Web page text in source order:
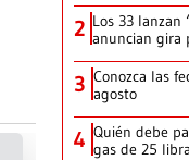
2 Los 33 lanzan
anuncian gira
3 Conozca las
agosto
4 Quién debe
gas de 25